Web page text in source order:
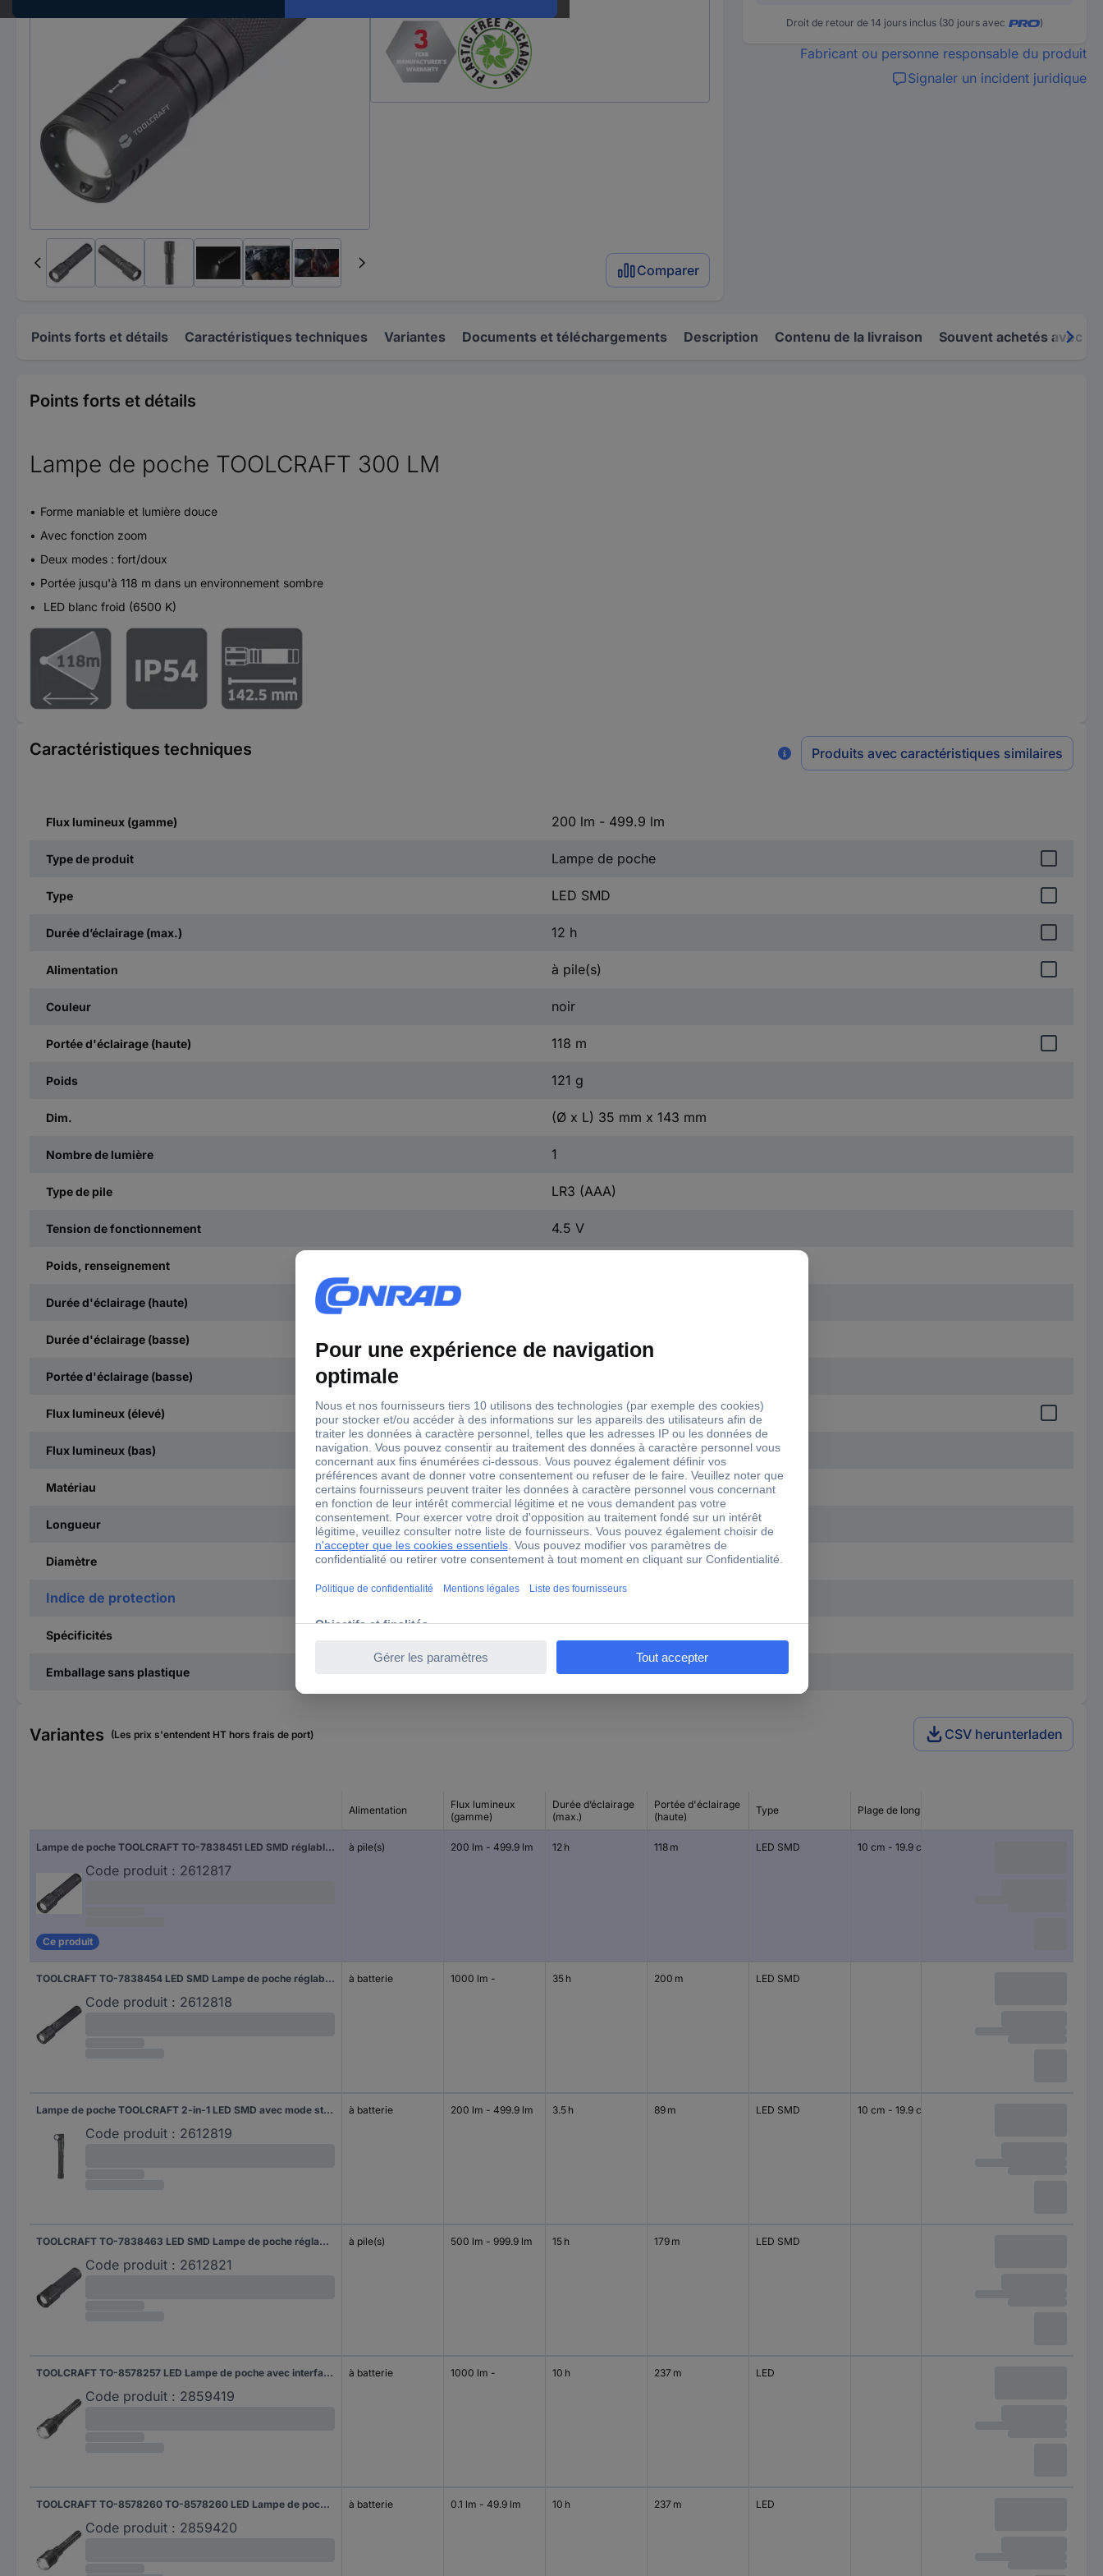
Comparer
Droit de retour de 14 jours inclus (30 jours avec )
Fabricant ou personne responsable du produit
Signaler un incident juridique
Points forts et détails Caractéristiques techniques Variantes Documents et téléchargements Description Contenu de la livraison Souvent achetés avec
Points forts et détails
Lampe de poche TOOLCRAFT 300 LM
Forme maniable et lumière douce
Avec fonction zoom
Deux modes : fort/doux
Portée jusqu'à 118 m dans un environnement sombre
LED blanc froid (6500 K)
Caractéristiques techniques Produits avec caractéristiques similaires
Flux lumineux (gamme) 200 lm - 499.9 lm
Type de produit Lampe de poche
Type LED SMD
Durée d’éclairage (max.) 12 h
Alimentation à pile(s)
Couleur noir
Portée d'éclairage (haute) 118 m
Poids 121 g
Dim. (Ø x L) 35 mm x 143 mm
Nombre de lumière 1
Type de pile LR3 (AAA)
Tension de fonctionnement 4.5 V
Poids, renseignement
Durée d'éclairage (haute)
Durée d'éclairage (basse)
Portée d'éclairage (basse)
Flux lumineux (élevé) 300 lm
Flux lumineux (bas) 110 lm
Matériau Alliage d'aluminium
Longueur 143 mm
Diamètre 35 mm
Indice de protection IP54
Spécificités
Emballage sans plastique Emballage sans plastique
Variantes (Les prix s'entendent HT hors frais de port) CSV herunterladen
Alimentation
Flux lumineux
(gamme)
Durée d’éclairage
(max.)
Portée d'éclairage
(haute)
Type Plage de longueur
Lampe de poche TOOLCRAFT TO-7838451 LED SMD réglable à pile(s) 300 lm 12 h 121 g
Code produit : 2612817
Ce produit
à pile(s) 200 lm - 499.9 lm 12 h 118 m LED SMD 10 cm - 19.9 cm
TOOLCRAFT TO-7838454 LED SMD Lampe de poche réglable, avec interface USB, avec mode stroboscope à batterie 1000 lm 35 h 194 g
Code produit : 2612818
à batterie 1000 lm - 35 h 200 m LED SMD
Lampe de poche TOOLCRAFT 2-in-1 LED SMD avec mode stroboscope, avec interface USB, réglable, avec clip ceinture à batterie 250 lm 3.5 h 64 g
Code produit : 2612819
à batterie 200 lm - 499.9 lm 3.5 h 89 m LED SMD 10 cm - 19.9 cm
TOOLCRAFT TO-7838463 LED SMD Lampe de poche réglable à pile(s) 600 lm 15 h 144 g
Code produit : 2612821
à pile(s) 500 lm - 999.9 lm 15 h 179 m LED SMD
TOOLCRAFT TO-8578257 LED Lampe de poche avec interface USB à batterie 8000 lm 10 h 730 g
Code produit : 2859419
à batterie 1000 lm - 10 h 237 m LED
TOOLCRAFT TO-8578260 TO-8578260 LED Lampe de poche avec interface USB à batterie 10.000 lm 10 h 730 g
Code produit : 2859420
à batterie 0.1 lm - 49.9 lm 10 h 237 m LED